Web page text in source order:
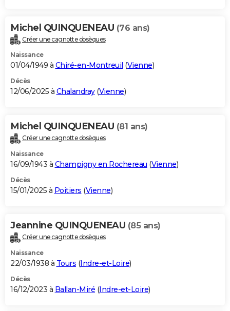
Michel QUINQUENEAU (76 ans)
Créer une cagnotte obsèques
Naissance
01/04/1949 à Chiré-en-Montreuil (Vienne)
Décès
12/06/2025 à Chalandray(Vienne)
Michel QUINQUENEAU (81 ans)
Créer une cagnotte obsèques
Naissance
16/09/1943 à Champigny en Rochereau (Vienne)
Décès
15/01/2025 à Poitiers (Vienne)
Jeannine QUINQUENEAU (85 ans)
Créer une cagnotte obsèques
Naissance
22/03/1938 à Tours (Indre-et-Loire)
Décès
16/12/2023 à Ballan-Miré (Indre-et-Loire)